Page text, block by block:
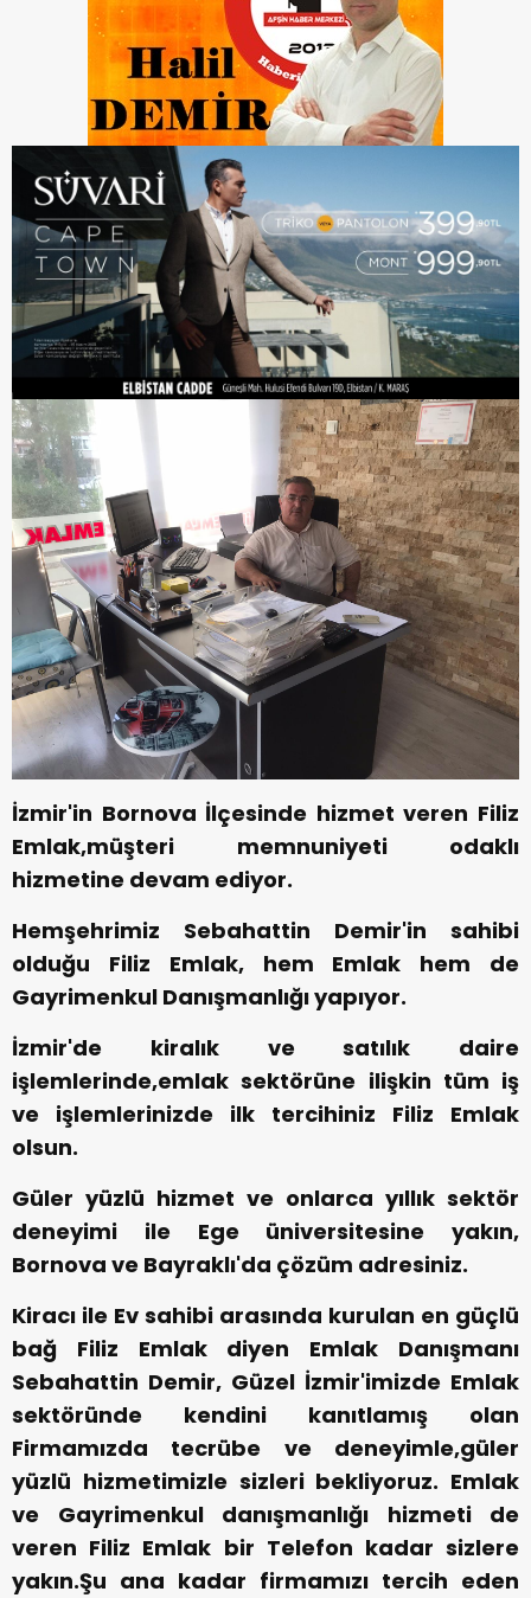
İzmir'in Bornova İlçesinde hizmet veren Filiz
Emlak,müşteri memnuniyeti odaklı
hizmetine devam ediyor.
Hemşehrimiz Sebahattin Demir'in sahibi
olduğu Filiz Emlak, hem Emlak hem de
Gayrimenkul Danışmanlığı yapıyor.
İzmir'de kiralık ve satılık daire
işlemlerinde,emlak sektörüne ilişkin tüm iş
ve işlemlerinizde ilk tercihiniz Filiz Emlak
olsun.
Güler yüzlü hizmet ve onlarca yıllık sektör
deneyimi ile Ege üniversitesine yakın,
Bornova ve Bayraklı'da çözüm adresiniz.
Kiracı ile Ev sahibi arasında kurulan en güçlü
bağ Filiz Emlak diyen Emlak Danışmanı
Sebahattin Demir, Güzel İzmir'imizde Emlak
sektöründe kendini kanıtlamış olan
Firmamızda tecrübe ve deneyimle,güler
yüzlü hizmetimizle sizleri bekliyoruz. Emlak
ve Gayrimenkul danışmanlığı hizmeti de
veren Filiz Emlak bir Telefon kadar sizlere
yakın.Şu ana kadar firmamızı tercih eden